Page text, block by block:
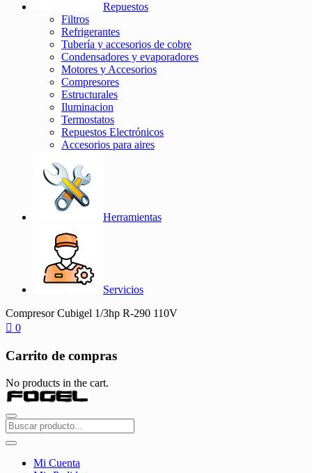
Repuestos
Filtros
Refrigerantes
Tubería y accesorios de cobre
Condensadores y evaporadores
Motores y Accesorios
Compresores
Estructurales
Iluminacion
Termostatos
Repuestos Electrónicos
Accesorios para aires
Herramientas
Servicios
Compresor Cubigel 1/3hp R-290 110V
0
Carrito de compras
No products in the cart.
Mi Cuenta